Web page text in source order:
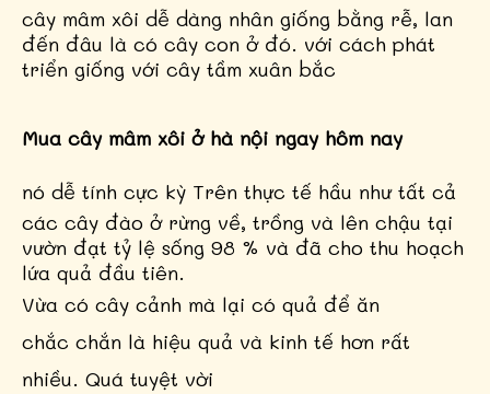
cây mâm xôi dễ dàng nhân giống bằng rễ, lan
đến đâu là có cây con ở đó. với cách phát
triển giống với cây tầm xuân bắc
Mua cây mâm xôi ở hà nội ngay hôm nay
nó dễ tính cực kỳ Trên thực tế hầu như tất cả
các cây đào ở rừng về, trồng và lên chậu tại
vườn đạt tỷ lệ sống 98 % và đã cho thu hoạch
lứa quả đầu tiên.
Vừa có cây cảnh mà lại có quả để ăn
chắc chắn là hiệu quả và kinh tế hơn rất
nhiều. Quá tuyệt vời